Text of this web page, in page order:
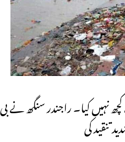
نہیں کیا۔ راجندر سنگھ نے بی
تنقید کی